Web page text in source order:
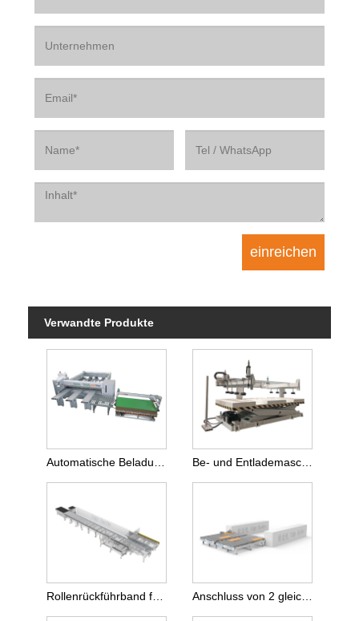
Verwandte Produkte
Automatische Beladung für CNC-Plattensäge Be- und Entlademaschine vom Saugertyp
Anschluss von 2 gleichläufigen Kantenanleimmaschinen